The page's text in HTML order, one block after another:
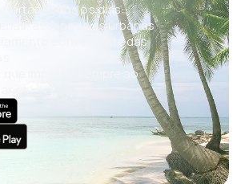
ofertas todos os dias:
escapadelas urbanas
conveniente das
que importa, sempre ao